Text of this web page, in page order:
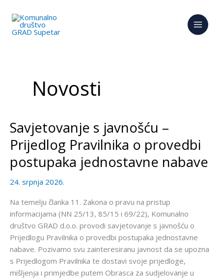
content
Novosti
Savjetovanje s javnošću –
Prijedlog Pravilnika o provedbi
postupaka jednostavne nabave
24. srpnja 2026.
Na temelju članka 11. Zakona o pravu na pristup
informacijama (NN 25/13, 85/15 i 69/22), Komunalno
društvo GRAD d.o.o. provodi savjetovanje s javnošću o
Prijedlogu Pravilnika o provedbi postupaka jednostavne
nabave. Pozivamo svu zainteresiranu javnost da se upozna
s Prijedlogom Pravilnika te dostavi svoje prijedloge,
mišljenja i primjedbe putem Obrasca za sudjelovanje u
Savjetovanje
s
javnošću
–
Prijedlog
Pravilnika
provedbi
postupaka
jednostavne
nabave